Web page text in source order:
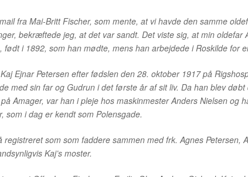
fra Mai-Britt Fischer, som mente, at vi havde den samme
bekræftede jeg, at det var sandt. Det viste sig, at min oldefar
født i 1892, som han mødte, mens han arbejdede i Roskilde for
Ejnar Petersen efter fødslen den 28. oktober 1917 på
med sin far og Gudrun i det første år af sit liv. Da han blev
Amager, var han i pleje hos maskinmester Anders Nielsen og
som i dag er kendt som Polensgade.
registreret som som faddere sammen med frk. Agnes Petersen,
Kaj’s moster.